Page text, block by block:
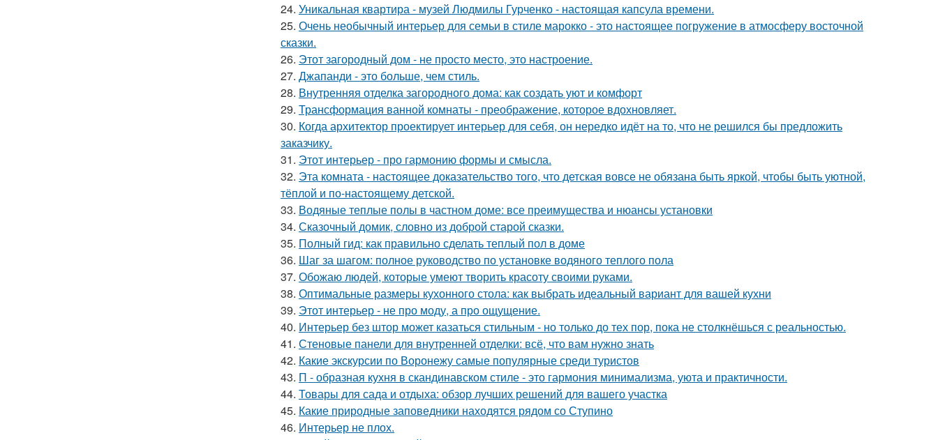
24. Уникальная квартира - музей Людмилы Гурченко - настоящая капсула времени.
25. Очень необычный интерьер для семьи в стиле марокко - это настоящее погружение в атмосферу восточной
сказки.
26. Этот загородный дом - не просто место, это настроение.
27. Джапанди - это больше, чем стиль.
28. Внутренняя отделка загородного дома: как создать уют и комфорт
29. Трансформация ванной комнаты - преображение, которое вдохновляет.
30. Когда архитектор проектирует интерьер для себя, он нередко идёт на то, что не решился бы предложить
заказчику.
31. Этот интерьер - про гармонию формы и смысла.
32. Эта комната - настоящее доказательство того, что детская вовсе не обязана быть яркой, чтобы быть уютной,
тёплой и по-настоящему детской.
33. Водяные теплые полы в частном доме: все преимущества и нюансы установки
34. Сказочный домик, словно из доброй старой сказки.
35. Полный гид: как правильно сделать теплый пол в доме
36. Шаг за шагом: полное руководство по установке водяного теплого пола
37. Обожаю людей, которые умеют творить красоту своими руками.
38. Оптимальные размеры кухонного стола: как выбрать идеальный вариант для вашей кухни
39. Этот интерьер - не про моду, а про ощущение.
40. Интерьер без штор может казаться стильным - но только до тех пор, пока не столкнёшься с реальностью.
41. Стеновые панели для внутренней отделки: всё, что вам нужно знать
42. Какие экскурсии по Воронежу самые популярные среди туристов
43. П - образная кухня в скандинавском стиле - это гармония минимализма, уюта и практичности.
44. Товары для сада и отдыха: обзор лучших решений для вашего участка
45. Какие природные заповедники находятся рядом со Ступино
46. Интерьер не плох.